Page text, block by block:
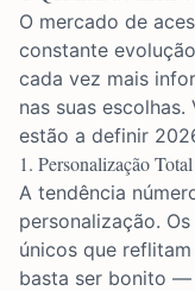
O mercado de
constante
cada vez mais
nas suas
estão a definir
1. Personalização Total
A tendência
personalização.
únicos que
basta ser bonito —